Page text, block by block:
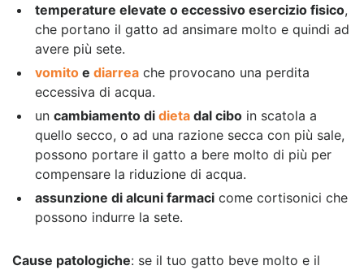
temperature elevate o eccessivo esercizio fisico,
che portano il gatto ad ansimare molto e quindi ad
avere più sete.
vomito e diarrea che provocano una perdita
eccessiva di acqua.
un cambiamento di dieta dal cibo in scatola a
quello secco, o ad una razione secca con più sale,
possono portare il gatto a bere molto di più per
compensare la riduzione di acqua.
assunzione di alcuni farmaci come cortisonici che
possono indurre la sete.
Cause patologiche: se il tuo gatto beve molto e il